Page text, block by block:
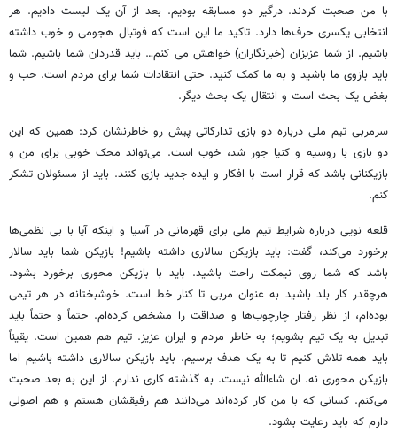
با من صحبتکردند. درگیر دو مسابقه بودیم. بعد از آن یک لیست دادیم. هر
انتخابی یکسری حرف‌ها دارد. تاکید ما این است که فوتبال هجومی و خوب داشته
باشیم. از شما عزیزان (خبرنگاران) خواهش می کنم… باید قدردان شما باشیم. شما
باید بازوی ما باشید و به ما کمککنید. حتی انتقادات شما برای مردم است. حبو
بغض یک بحث است و انتقال یک بحث دیگر.
سرمربی تیم ملی درباره دو بازی تدارکاتی پیش رو خاطرنشان کرد: همین که این
دو بازی با روسیه و کنیا جور شد، خوب است. می‌تواند محک خوبی برای من و
بازیکنانی باشد که قرار است با افکار و ایده جدید بازی کنند. باید از مسئولان تشکر
کنم.
قلعه نویی درباره شرایط تیم ملی برای قهرمانی در آسیا و اینکه آیا با بی نظمی‌ها
برخورد می‌کند، گفت: باید بازیکن سالاری داشته باشیم! بازیکن شما باید سالار
باشد که شما روی نیمکت راحت باشید. باید با بازیکن محوری برخورد بشود.
هرچقدرکار بلد باشید به عنوان مربی تا کنار خط است. خوشبختانه در هر تیمی
بوده‌ام، از نظر رفتار چارچوب‌ها و صداقت را مشخص کرده‌ام. حتماً و حتماً باید
تبدیل به یک تیم بشویم؛ به خاطر مردم و ایران عزیز. تیم هم همین است. یقیناً
باید همه تلاش کنیم تا به یک هدف برسیم. باید بازیکن سالاری داشته باشیم اما
بازیکن محوری نه. ان شاءاللهنیست. به گذشته کاری ندارم. از این به بعد صحبت
می‌کنم. کسانی که با من کار کرده‌اند می‌دانند هم رفیقشان هستم و هم اصولی
دارم که باید رعایت بشود.